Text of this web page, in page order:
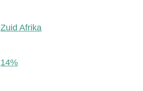
Zuid Afrika
14%